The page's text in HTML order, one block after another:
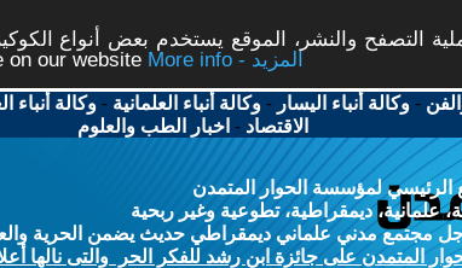
التصفح والنشر، الموقع يستخدم بعض أنواع
on our website
More info - المزيد
-وكالة أنباء اليسار -وكالة أنباء العلمانية -وكالة أنباء
الاقتصاد - اخبار الطب والعلوم
الرئيسي لمؤسسة الحوار المتمدن
علمانية، ديمقراطية، تطوعية وغير ربحية
مجتمع مدني علماني ديمقراطي حديث يضمن الحرية
المتمدن على جائزة ابن رشد للفكر الحر والتى نالها